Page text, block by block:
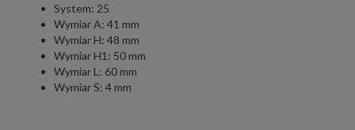
System: 25
Wymiar A: 41 mm
Wymiar H: 48 mm
Wymiar H1: 50 mm
Wymiar L: 60 mm
Wymiar S: 4 mm